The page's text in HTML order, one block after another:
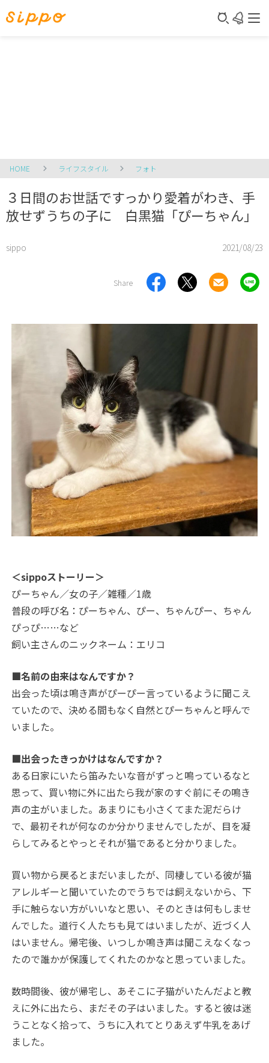
HOME ライフスタイル フォト
３日間のお世話ですっかり愛着がわき、手
放せずうちの子に 白黒猫「ぴーちゃん」
sippo 2021/08/23
Share
＜sippoストーリー＞
ぴーちゃん／女の子／雑種／1歳
普段の呼び名：ぴーちゃん、ぴー、ちゃんぴー、ちゃん
ぴっぴ……など
飼い主さんのニックネーム：エリコ
■名前の由来はなんですか？
出会った頃は鳴き声がぴーぴー言っているように聞こえ
ていたので、決める間もなく自然とぴーちゃんと呼んで
いました。
■出会ったきっかけはなんですか？
ある日家にいたら笛みたいな音がずっと鳴っているなと
思って、買い物に外に出たら我が家のすぐ前にその鳴き
声の主がいました。あまりにも小さくてまた泥だらけ
で、最初それが何なのか分かりませんでしたが、目を凝
らしてみるとやっとそれが猫であると分かりました。
買い物から戻るとまだいましたが、同棲している彼が猫
アレルギーと聞いていたのでうちでは飼えないから、下
手に触らない方がいいなと思い、そのときは何もしませ
んでした。道行く人たちも見てはいましたが、近づく人
はいません。帰宅後、いつしか鳴き声は聞こえなくなっ
たので誰かが保護してくれたのかなと思っていました。
数時間後、彼が帰宅し、あそこに子猫がいたんだよと教
えに外に出たら、まだその子はいました。すると彼は迷
うことなく拾って、うちに入れてとりあえず牛乳をあげ
ました。